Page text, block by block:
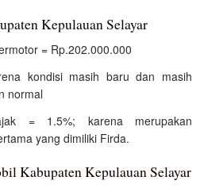
Kepulauan Selayar
= Rp.202.000.000
kondisi masih baru dan masih
normal
= 1.5%; karena merupakan
yang dimiliki Firda.
Kabupaten Kepulauan Selayar